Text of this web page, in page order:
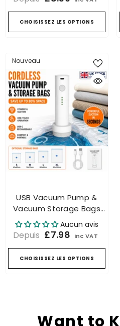
CHOISISSEZ LES OPTIONS
Nouveau
USB Vacuum Pump &
Vacuum Storage Bags
USB-C Rechargeable
Space Saver Bags
Aucun avis
Depuis £7.98 inc VAT
CHOISISSEZ LES OPTIONS
Want to